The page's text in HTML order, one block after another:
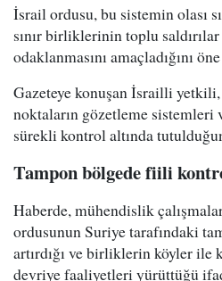
İsrail ordusu, bu sistemin olası
sınır birliklerinin toplu
odaklanmasını amaçladığını
Gazeteye konuşan İsrailli yetkili,
noktaların gözetleme
sürekli kontrol altında
Tampon bölgede fiili
Haberde, mühendislik
ordusunun Suriye tarafındaki
artırdığı ve birliklerin köyler ile
devriye faaliyetleri yürüttüğü